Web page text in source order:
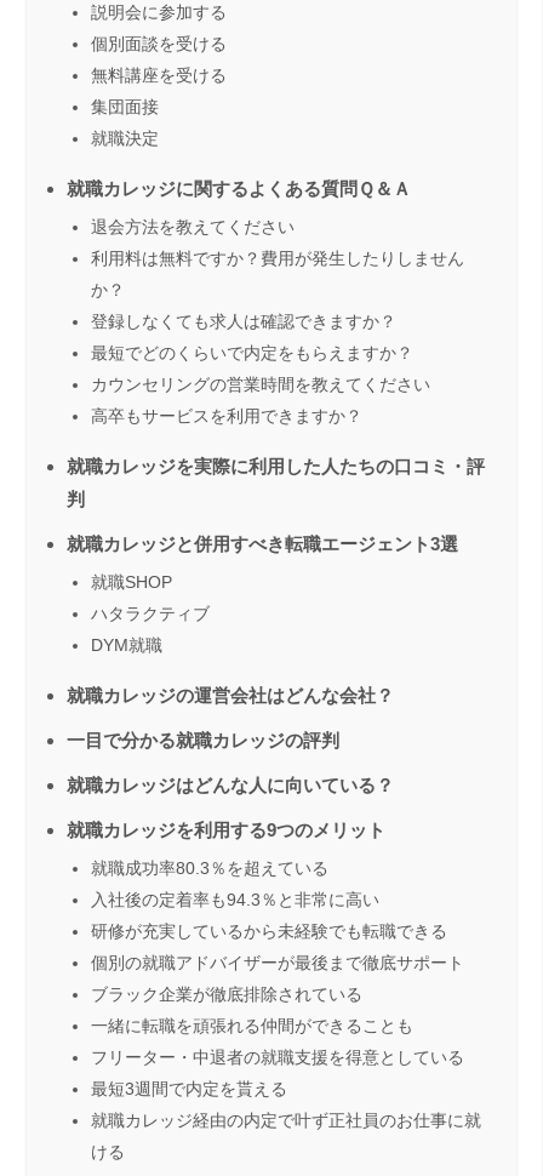
説明会に参加する
個別面談を受ける
無料講座を受ける
集団面接
就職決定
就職カレッジに関するよくある質問Ｑ＆Ａ
退会方法を教えてください
利用料は無料ですか？費用が発生したりしません
か？
登録しなくても求人は確認できますか？
最短でどのくらいで内定をもらえますか？
カウンセリングの営業時間を教えてください
高卒もサービスを利用できますか？
就職カレッジを実際に利用した人たちの口コミ・評
判
就職カレッジと併用すべき転職エージェント3選
就職SHOP
ハタラクティブ
DYM就職
就職カレッジの運営会社はどんな会社？
一目で分かる就職カレッジの評判
就職カレッジはどんな人に向いている？
就職カレッジを利用する9つのメリット
就職成功率80.3％を超えている
入社後の定着率も94.3％と非常に高い
研修が充実しているから未経験でも転職できる
個別の就職アドバイザーが最後まで徹底サポート
ブラック企業が徹底排除されている
一緒に転職を頑張れる仲間ができることも
フリーター・中退者の就職支援を得意としている
最短3週間で内定を貰える
就職カレッジ経由の内定で叶ず正社員のお仕事に就
ける